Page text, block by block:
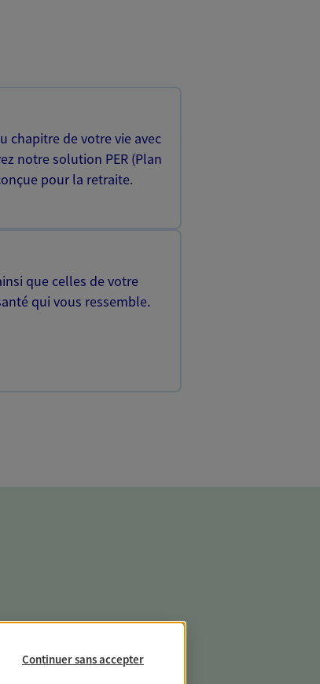
chapitre de votre vie avec
notre solution PER (Plan
pour la retraite.
que celles de votre
qui vous ressemble.
Continuer sans accepter